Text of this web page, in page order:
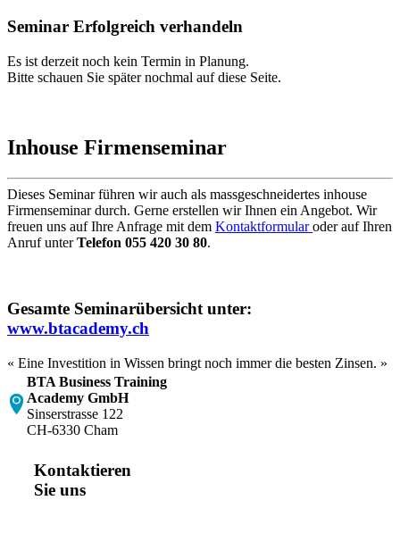
Seminar Erfolgreich verhandeln
Es ist derzeit noch kein Termin in Planung.
Bitte schauen Sie später nochmal auf diese Seite.
Inhouse Firmenseminar
Dieses Seminar führen wir auch als massgeschneidertes inhouse
Firmenseminar durch. Gerne erstellen wir Ihnen ein Angebot. Wir
freuen uns auf Ihre Anfrage mit dem Kontaktformularoder auf Ihren
Anruf unterTelefon 055 420 30 80.
Gesamte Seminarübersicht unter:
www.btacademy.ch
« Eine Investition in Wissen bringt noch immer die besten Zinsen. »
BTA Business Training
Academy GmbH
Sinserstrasse 122
CH-6330 Cham
Kontaktieren
Sie uns